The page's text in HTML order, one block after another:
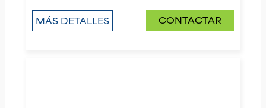
MÁS DETALLES CONTACTAR